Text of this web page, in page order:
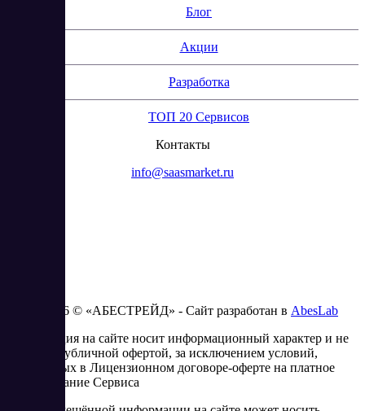
Блог
Акции
Разработка
ТОП 20 Сервисов
Контакты
info@saasmarket.ru
2023 - 2026 © «АБЕСТРЕЙД» - Сайт разработан в AbesLab
Информация на сайте носит информационный характер и не
является публичной офертой, за исключением условий,
изложенных в Лицензионном договоре-оферте на платное
использование Сервиса